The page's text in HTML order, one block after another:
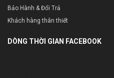
Bảo Hành & Đổi Trả
Khách hàng thân thiết
DÒNG THỜI GIAN FACEBOOK